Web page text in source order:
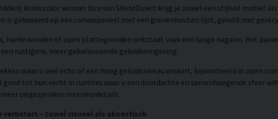
Watercolor woman facevan SilentDirect krijg je zowel een stijlvol motief
is gebaseerd op een canvaspaneel met een grenenhouten lijst, gevuld met
harde wanden of open plattegronden ontstaat vaak een lange nagalm. Het
rustigere, meer gebalanceerde geluidsomgeving.
waar u veel echo of een hoog geluidsniveau ervaart, bijvoorbeeld in open
tot hun recht in ruimtes waar u een doordachte en samenhangende sfeer
uitgesproken interieurdetails.
verbetert – zowel visueel als akoestisch